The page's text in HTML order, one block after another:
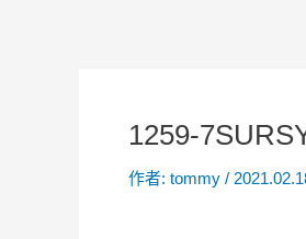
1259-
作者: tommy /